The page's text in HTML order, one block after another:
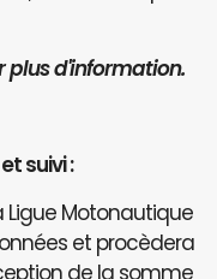
plus d'information.
suivi :
Motonautique
et procèdera